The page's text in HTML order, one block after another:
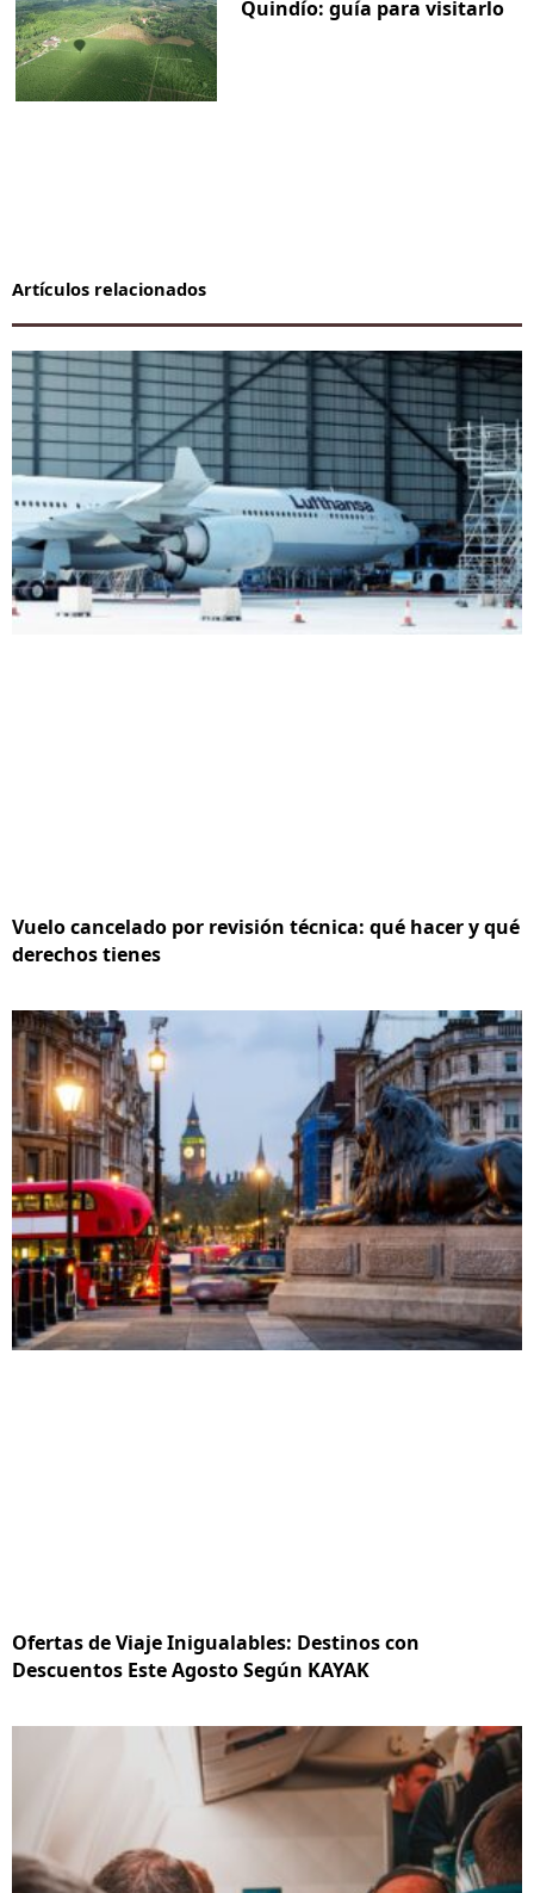
Quindío: guía para visitarlo
Artículos relacionados
Vuelo cancelado por revisión técnica: qué hacer y qué
derechos tienes
Ofertas de Viaje Inigualables: Destinos con
Descuentos Este Agosto Según KAYAK